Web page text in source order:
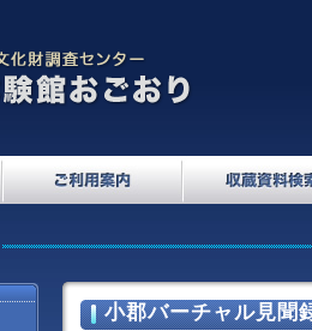
小郡バーチャル見聞